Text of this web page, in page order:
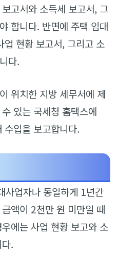
고서와 소득세 보고서, 그
합니다. 반면에 주택 임대
현황 보고서, 그리고 소
다.
위치한 지방 세무서에 제
있는 국세청 홈택스에
수입을 보고합니다.
사업자나 동일하게 1년간
액이 2천만 원 미만일 때
에는 사업 현황 보고와 소
.